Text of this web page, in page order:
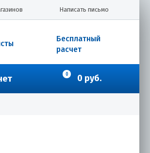
Написать письмо
Бесплатный
расчет
0 0 руб.